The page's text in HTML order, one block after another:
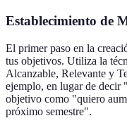
Establecimiento de
El primer paso en la
tus objetivos. Utiliza la
Alcanzable, Relevante y
ejemplo, en lugar de decir
objetivo como "quiero
próximo semestre".